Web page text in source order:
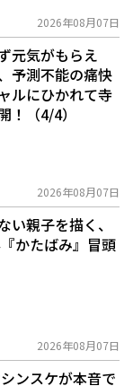
2026年08月07日
元気がもらえ
予測不能の痛快
ルにひかれて寺
！（4/4）
2026年08月07日
い親子を描く、
『かたばみ』冒頭
2026年08月07日
ンスケが本音で